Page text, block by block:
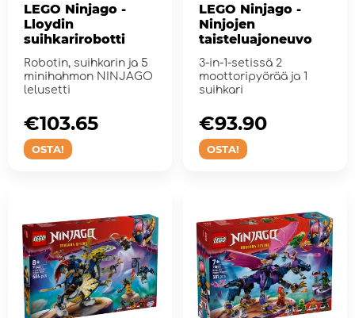
LEGO Ninjago -
Lloydin
suihkarirobotti
Robotin, suihkarin ja 5
minihahmon NINJAGO
lelusetti
OSTA!
€103.65
LEGO Ninjago -
Ninjojen
taisteluajoneuvo
3-in-1-setissä 2
moottoripyörää ja 1
suihkari
OSTA!
€93.90